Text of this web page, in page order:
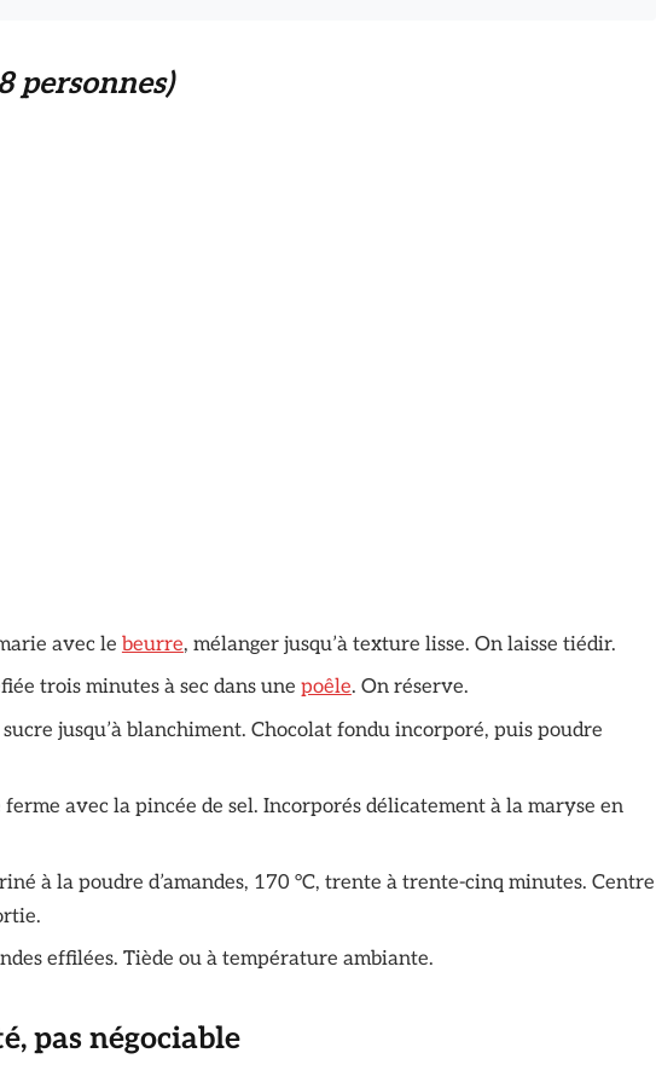
personnes)
avec le beurre, mélanger jusqu’à texture lisse. On laisse tiédir.
trois minutes à sec dans une poêle. On réserve.
jusqu’à blanchiment. Chocolat fondu incorporé, puis poudre
ferme avec la pincée de sel. Incorporés délicatement à la maryse en
à la poudre d’amandes, 170 °C, trente à trente-cinq minutes. Centre
effilées. Tiède ou à température ambiante.
pas négociable